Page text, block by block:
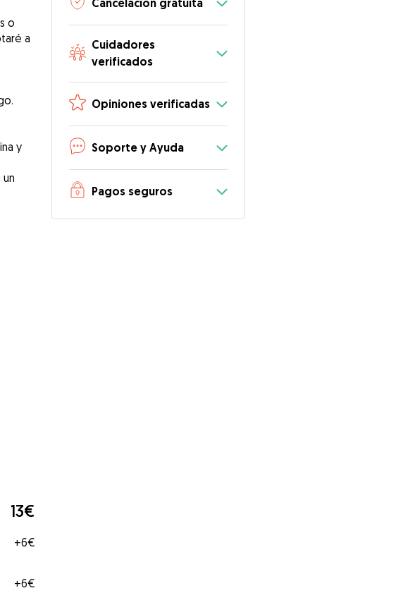
o
a
y
13€
+6€
+6€
Cuidadores
verificados
Opiniones verificadas
Soporte y Ayuda
Pagos seguros